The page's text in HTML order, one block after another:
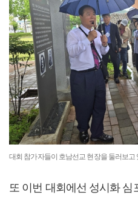
대회 참가자들이 호남선교 현장을 둘러보
또 이번 대회에선 성시화